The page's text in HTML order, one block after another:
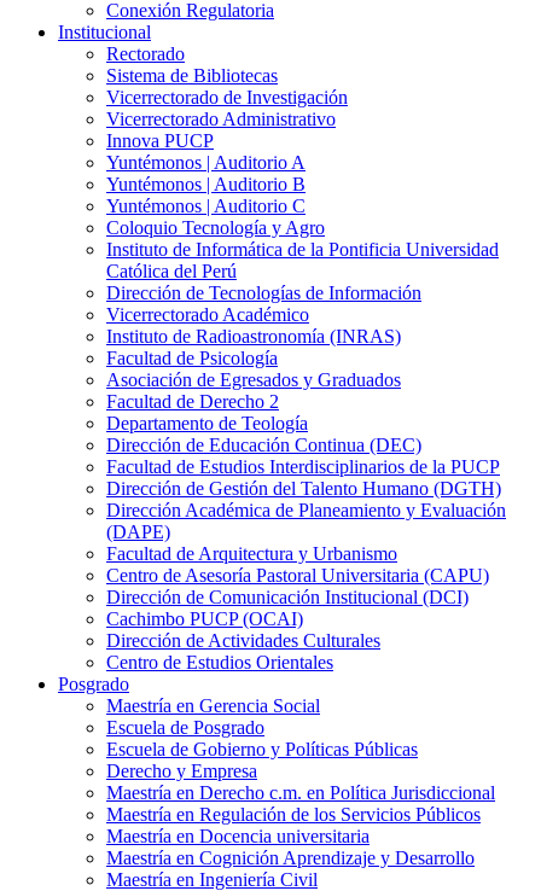
Conexión Regulatoria
Institucional
Rectorado
Sistema de Bibliotecas
Vicerrectorado de Investigación
Vicerrectorado Administrativo
Innova PUCP
Yuntémonos | Auditorio A
Yuntémonos | Auditorio B
Yuntémonos | Auditorio C
Coloquio Tecnología y Agro
Instituto de Informática de la Pontificia Universidad
Católica del Perú
Dirección de Tecnologías de Información
Vicerrectorado Académico
Instituto de Radioastronomía (INRAS)
Facultad de Psicología
Asociación de Egresados y Graduados
Facultad de Derecho 2
Departamento de Teología
Dirección de Educación Continua (DEC)
Facultad de Estudios Interdisciplinarios de la PUCP
Dirección de Gestión del Talento Humano (DGTH)
Dirección Académica de Planeamiento y Evaluación
(DAPE)
Facultad de Arquitectura y Urbanismo
Centro de Asesoría Pastoral Universitaria (CAPU)
Dirección de Comunicación Institucional (DCI)
Cachimbo PUCP (OCAI)
Dirección de Actividades Culturales
Centro de Estudios Orientales
Posgrado
Maestría en Gerencia Social
Escuela de Posgrado
Escuela de Gobierno y Políticas Públicas
Derecho y Empresa
Maestría en Derecho c.m. en Política Jurisdiccional
Maestría en Regulación de los Servicios Públicos
Maestría en Docencia universitaria
Maestría en Cognición Aprendizaje y Desarrollo
Maestría en Ingeniería Civil